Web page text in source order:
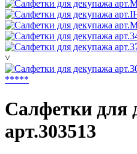
˅
*****
Салфетки для
арт.303513